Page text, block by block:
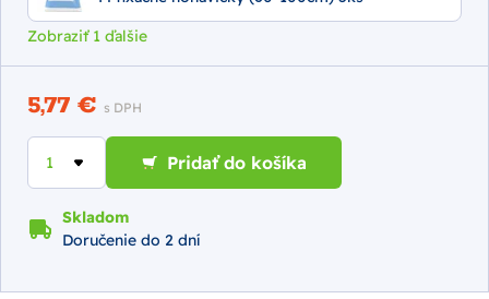
Zobraziť 1 ďalšie
5,77 € s DPH
Pridať do košíka
Skladom
Doručenie do 2 dní